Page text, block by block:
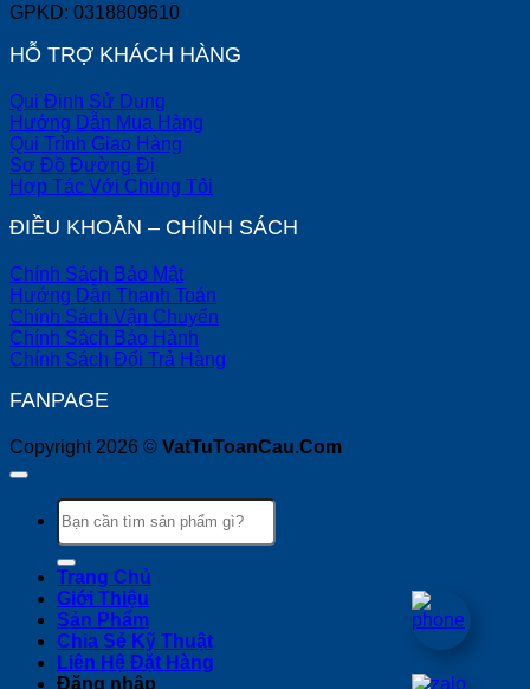
GPKD: 0318809610
HỖ TRỢ KHÁCH HÀNG
Qui Định Sử Dụng
Hướng Dẫn Mua Hàng
Qui Trình Giao Hàng
Sơ Đồ Đường Đi
Hợp Tác Với Chúng Tôi
ĐIỀU KHOẢN – CHÍNH SÁCH
Chính Sách Bảo Mật
Hướng Dẫn Thanh Toán
Chính Sách Vận Chuyển
Chính Sách Bảo Hành
Chính Sách Đổi Trả Hàng
FANPAGE
Copyright 2026 © VatTuToanCau.Com
Tìm
kiếm:
Trang Chủ
Giới Thiệu
Sản Phẩm
Chia Sẻ Kỹ Thuật
Liên Hệ Đặt Hàng
Đăng nhập